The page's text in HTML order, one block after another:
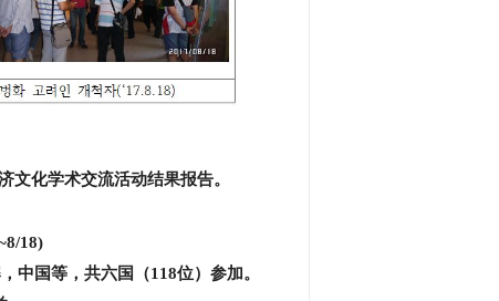
文化学术交流活动结果报告。
18)
中国等，共六国（118位）参加。